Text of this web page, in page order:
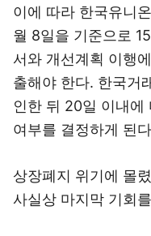
이에 따라 한국유니
월 8일을 기준으로
서와 개선계획 이행
출해야 한다. 한국거
인한 뒤 20일 이내에
여부를 결정하게 된
상장폐지 위기에 몰
사실상 마지막 기회